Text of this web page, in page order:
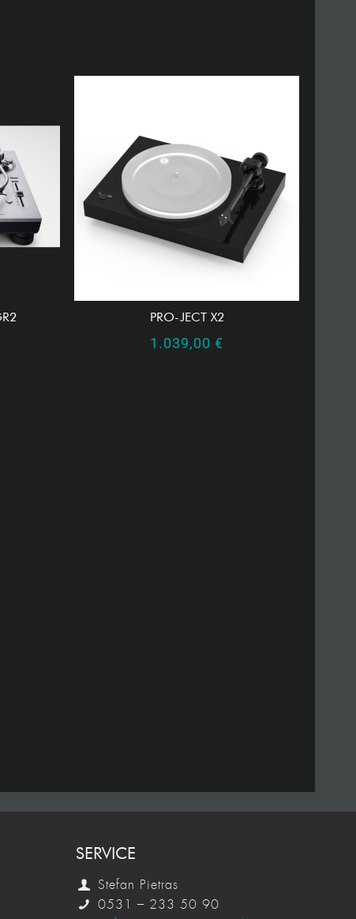
PRO-JECT X2
1.039,00 €
SERVICE
Stefan Pietras
0531 – 233 50 90